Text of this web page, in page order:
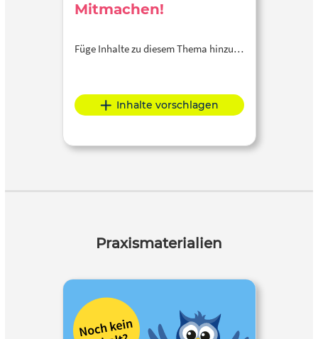
Mitmachen!
Füge Inhalte zu diesem Thema hinzu…
Inhalte vorschlagen
Praxismaterialien